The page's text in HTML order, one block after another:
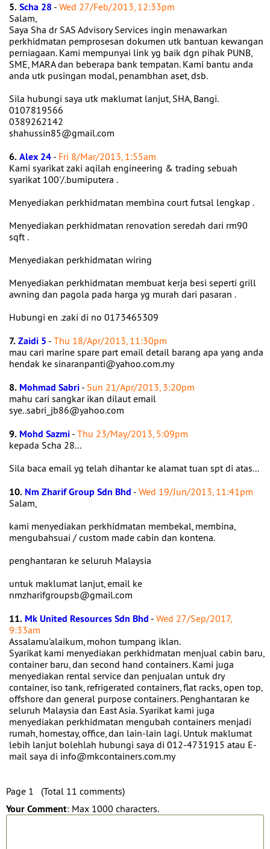
5.Scha 28 - Wed 27/Feb/2013, 12:33pm
Salam,
Saya Sha dr SAS Advisory Services ingin menawarkan
perkhidmatan pemprosesan dokumen utk bantuan kewangan
perniagaan. Kami mempunyai link yg baik dgn pihak PUNB,
SME, MARA dan beberapa bank tempatan. Kami bantu anda
anda utk pusingan modal, penambhan aset, dsb.
Sila hubungi saya utk maklumat lanjut, SHA, Bangi.
0107819566
0389262142
shahussin85@gmail.com
6.Alex 24 - Fri 8/Mar/2013, 1:55am
Kami syarikat zaki aqilah engineering & trading sebuah
syarikat 100'/.bumiputera .
Menyediakan perkhidmatan membina court futsal lengkap .
Menyediakan perkhidmatan renovation seredah dari rm90
sqft .
Menyediakan perkhidmatan wiring
Menyediakan perkhidmatan membuat kerja besi seperti grill
awning dan pagola pada harga yg murah dari pasaran .
Hubungi en .zaki di no 0173465309
7.Zaidi 5 - Thu 18/Apr/2013, 11:30pm
mau cari marine spare part email detail barang apa yang anda
hendak ke sinaranpanti@yahoo.com.my
8. Mohmad Sabri - Sun 21/Apr/2013, 3:20pm
mahu cari sangkar ikan dilaut email
sye..sabri_jb86@yahoo.com
9. Mohd Sazmi - Thu 23/May/2013, 5:09pm
kepada Scha 28...
Sila baca email yg telah dihantar ke alamat tuan spt di atas...
10. Nm Zharif Group Sdn Bhd - Wed 19/Jun/2013, 11:41pm
Salam,
kami menyediakan perkhidmatan membekal, membina,
mengubahsuai / custom made cabin dan kontena.
penghantaran ke seluruh Malaysia
untuk maklumat lanjut, email ke
nmzharifgroupsb@gmail.com
11. Mk United Resources Sdn Bhd - Wed 27/Sep/2017,
9:33am
Assalamu'alaikum, mohon tumpang iklan.
Syarikat kami menyediakan perkhidmatan menjual cabin baru,
container baru, dan second hand containers. Kami juga
menyediakan rental service dan penjualan untuk dry
container, iso tank, refrigerated containers, flat racks, open top,
offshore dan general purpose containers. Penghantaran ke
seluruh Malaysia dan East Asia. Syarikat kami juga
menyediakan perkhidmatan mengubah containers menjadi
rumah, homestay, office, dan lain-lain lagi. Untuk maklumat
lebih lanjut bolehlah hubungi saya di 012-4731915 atau E-
mail saya di info@mkcontainers.com.my
Page 1 (Total 11 comments)
Your Comment: Max 1000 characters.